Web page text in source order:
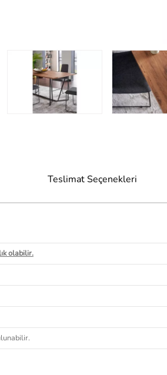
Teslimat Seçenekleri
olabilir.